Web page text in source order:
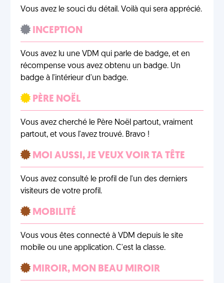
Vous avez le souci du détail. Voilà qui sera apprécié.
INCEPTION
Vous avez lu une VDM qui parle de badge, et en
récompense vous avez obtenu un badge. Un
badge à l'intérieur d'un badge.
PÈRE NOËL
Vous avez cherché le Père Noël partout, vraiment
partout, et vous l'avez trouvé. Bravo !
MOI AUSSI, JE VEUX VOIR TA TÊTE
Vous avez consulté le profil de l'un des derniers
visiteurs de votre profil.
MOBILITÉ
Vous vous êtes connecté à VDM depuis le site
mobile ou une application. C'est la classe.
MIROIR, MON BEAU MIROIR